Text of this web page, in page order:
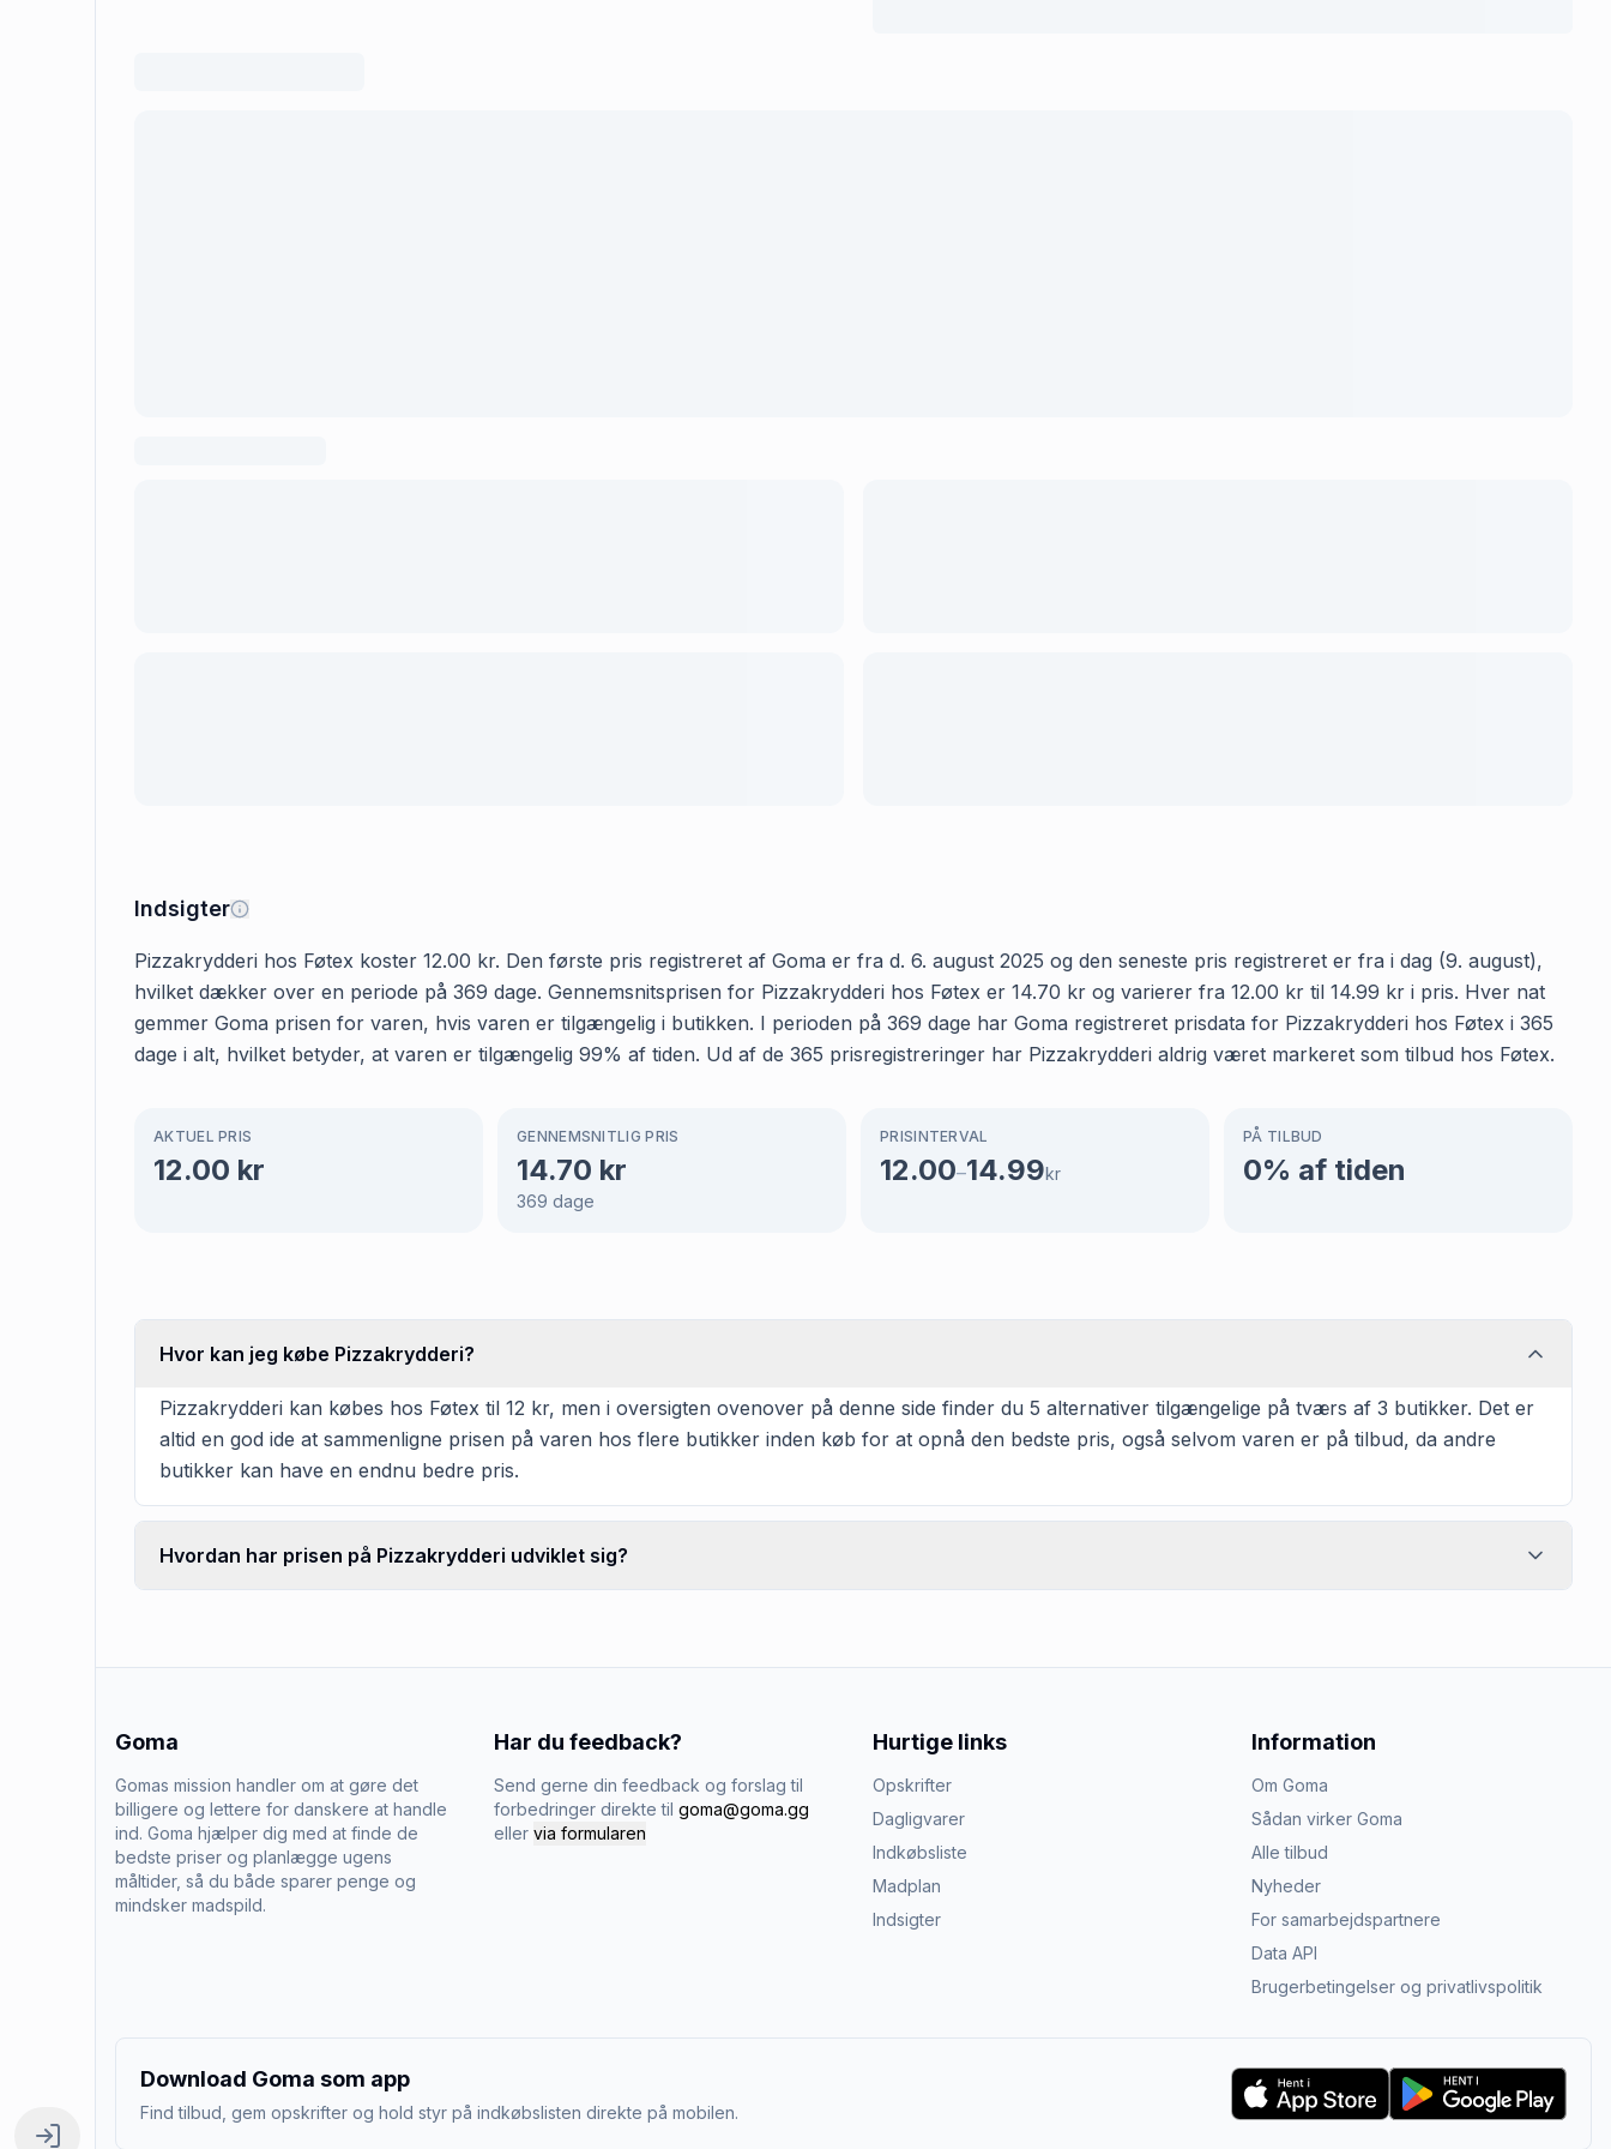
Indsigter
Pizzakrydderi hos Føtex koster 12.00 kr. Den første pris registreret af Goma er fra d. 6. august 2025 og den seneste pris registreret er fra i dag (9. august),
hvilket dækker over en periode på 369 dage. Gennemsnitsprisen for Pizzakrydderi hos Føtex er 14.70 kr og varierer fra 12.00 kr til 14.99 kr i pris. Hver nat
gemmer Goma prisen for varen, hvis varen er tilgængelig i butikken. I perioden på 369 dage har Goma registreret prisdata for Pizzakrydderi hos Føtex i 365
dage i alt, hvilket betyder, at varen er tilgængelig 99% af tiden. Ud af de 365 prisregistreringer har Pizzakrydderi aldrig været markeret som tilbud hos Føtex.
AKTUEL PRIS
12.00 kr
GENNEMSNITLIG PRIS
14.70 kr
369 dage
PRISINTERVAL
12.00–14.99kr
PÅ TILBUD
0% af tiden
Hvor kan jeg købe Pizzakrydderi?
Pizzakrydderi kan købes hos Føtex til 12 kr, men i oversigten ovenover på denne side finder du 5 alternativer tilgængelige på tværs af 3 butikker. Det er
altid en god ide at sammenligne prisen på varen hos flere butikker inden køb for at opnå den bedste pris, også selvom varen er på tilbud, da andre
butikker kan have en endnu bedre pris.
Hvordan har prisen på Pizzakrydderi udviklet sig?
Goma
Gomas mission handler om at gøre det
billigere og lettere for danskere at handle
ind. Goma hjælper dig med at finde de
bedste priser og planlægge ugens
måltider, så du både sparer penge og
mindsker madspild.
Har du feedback?
Send gerne din feedback og forslag til
forbedringer direkte til goma@goma.gg
eller via formularen
Hurtige links
Opskrifter
Dagligvarer
Indkøbsliste
Madplan
Indsigter
Information
Om Goma
Sådan virker Goma
Alle tilbud
Nyheder
For samarbejdspartnere
Data API
Brugerbetingelser og privatlivspolitik
Download Goma som app
Find tilbud, gem opskrifter og hold styr på indkøbslisten direkte på mobilen.